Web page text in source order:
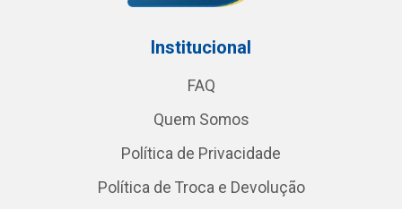
Institucional
FAQ
Quem Somos
Política de Privacidade
Política de Troca e Devolução